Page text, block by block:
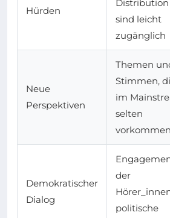
Hürden
Distribution
sind leicht
zugänglich
Neue
Perspektiven
Themen
Stimmen,
im
selten
vorkommen
Demokratischer
Dialog
der
politische